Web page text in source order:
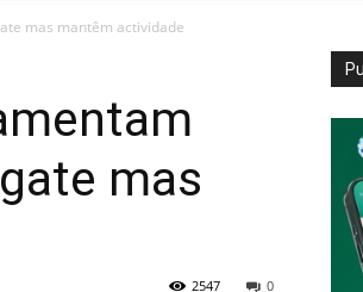
mas mantêm actividade
mas
0
2547